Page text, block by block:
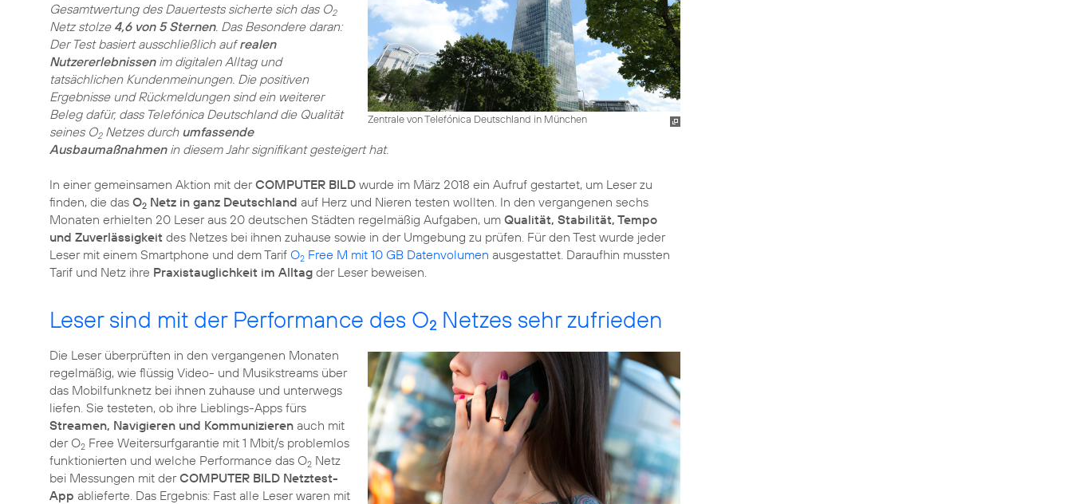
Zentrale von Telefónica Deutschland in München
Gesamtwertung des Dauertests sicherte sich das O2
Netz stolze 4,6 von 5 Sternen. Das Besondere daran:
Der Test basiert ausschließlich aufrealen
Nutzererlebnissenim digitalen Alltag und
tatsächlichen Kundenmeinungen. Die positiven
Ergebnisse und Rückmeldungen sind ein weiterer
Beleg dafür, dass Telefónica Deutschland die Qualität
seines O2Netzes durch umfassende
Ausbaumaßnahmenin diesem Jahr signifikant gesteigert hat.
In einer gemeinsamen Aktion mit derCOMPUTER BILD wurde im März 2018 ein Aufruf gestartet, um Leser zu
finden, die das O2 Netz in ganz Deutschland auf Herz und Nieren testen wollten. In den vergangenen sechs
Monaten erhielten 20 Leser aus 20 deutschen Städten regelmäßig Aufgaben, um Qualität, Stabilität, Tempo
und Zuverlässigkeit des Netzes bei ihnen zuhause sowie in der Umgebung zu prüfen. Für den Test wurde jeder
Leser mit einem Smartphone und dem Tarif O2 Free M mit 10 GB Datenvolumen ausgestattet. Daraufhin mussten
Tarif und Netz ihre Praxistauglichkeit im Alltag der Leser beweisen.
Leser sind mit der Performance des O2 Netzes sehr zufrieden
Die Leser überprüften in den vergangenen Monaten
regelmäßig, wie flüssig Video- und Musikstreams über
das Mobilfunknetz bei ihnen zuhause und unterwegs
liefen. Sie testeten, ob ihre Lieblings-Apps fürs
Streamen, Navigieren und Kommunizieren auch mit
der O2 Free Weitersurfgarantie mit 1 Mbit/s problemlos
funktionierten und welche Performance das O2 Netz
bei Messungen mit derCOMPUTER BILD Netztest-
App ablieferte. Das Ergebnis: Fast alle Leser waren mit